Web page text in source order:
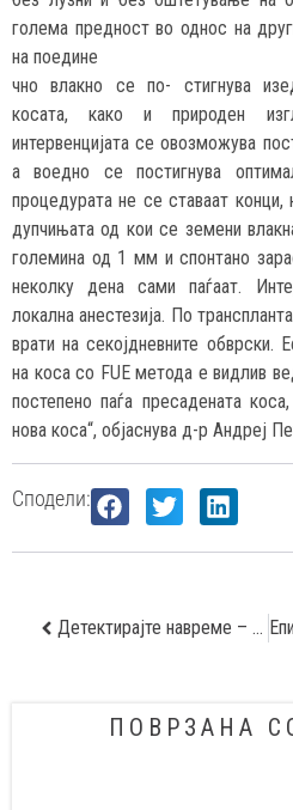
голема предност во однос на
на поедине
чно влакно се по- стигнува
косата, како и природен
интервенцијата се овозможува
а воедно се постигнува
процедурата не се ставаат конци,
дупчињата од кои се земени
големина од 1 мм и спонтано
неколку дена сами паѓаат.
локална анестезија. По
врати на секојдневните обврски.
на коса со FUE метода е видлив
постепено паѓа пресадената
нова коса“, објаснува д-р Андреј
Сподели:
Детектирајте навреме – карцином на бели дробови!
ПОВРЗАНА